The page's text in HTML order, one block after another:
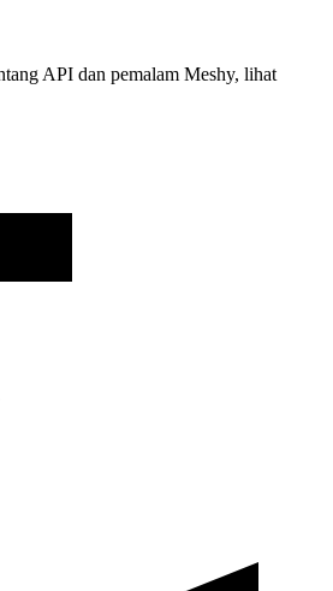
API dan pemalam Meshy, lihat